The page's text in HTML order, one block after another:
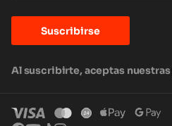
Suscribirse
Al suscribirte, aceptas nuestras